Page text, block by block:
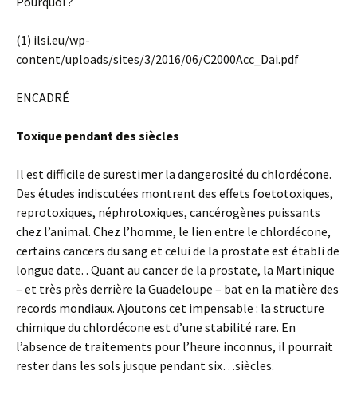
(1) ilsi.eu/wp-
content/uploads/sites/3/2016/06/C2000Acc_Dai.pdf
ENCADRÉ
Toxique pendant des siècles
Il est difficile de surestimer la dangerosité du chlordécone.
Des études indiscutées montrent des effets foetotoxiques,
reprotoxiques, néphrotoxiques, cancérogènes puissants
chez l’animal. Chez l’homme, le lien entre le chlordécone,
certains cancers du sang et celui de la prostate est établi de
longue date. . Quant au cancer de la prostate, la Martinique
– et très près derrière la Guadeloupe – bat en la matière des
records mondiaux. Ajoutons cet impensable : la structure
chimique du chlordécone est d’une stabilité rare. En
l’absence de traitements pour l’heure inconnus, il pourrait
rester dans les sols jusque pendant six…siècles.